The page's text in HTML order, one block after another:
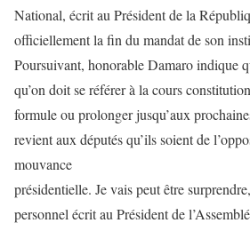
National, écrit au Président de la
officiellement la fin du mandat de son
Poursuivant, honorable Damaro indique
qu’on doit se référer à la cours
formule ou prolonger jusqu’aux
revient aux députés qu’ils soient de
mouvance
présidentielle. Je vais peut être
personnel écrit au Président de